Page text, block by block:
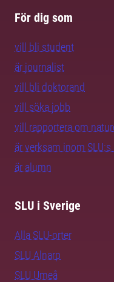
För dig som
vill bli student
är journalist
vill bli doktorand
vill söka jobb
vill rapportera om
är verksam inom
är alumn
SLU i Sverige
Alla SLU-orter
SLU Alnarp
SLU Umeå